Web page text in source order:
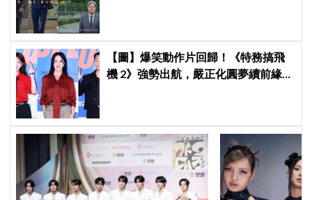
【圖】爆笑動作片回歸！《特務搞飛
機 2》強勢出航，嚴正化圓夢續前緣、